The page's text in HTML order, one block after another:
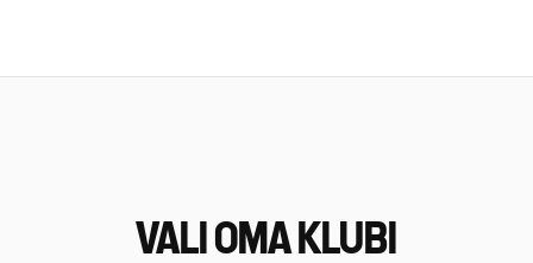
VALI OMA KLUBI